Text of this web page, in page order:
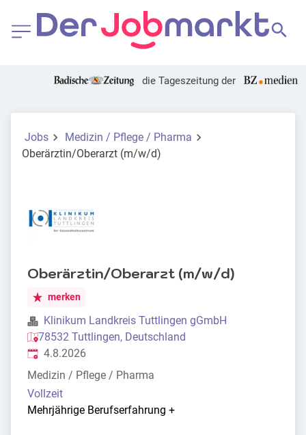
die Tageszeitung der
Jobs
Medizin / Pflege / Pharma
Oberärztin/Oberarzt (m/w/d)
Oberärztin/Oberarzt (m/w/d)
merken
Klinikum Landkreis Tuttlingen gGmbH
78532 Tuttlingen, Deutschland
Veröffentlicht
4.8.2026
Medizin / Pflege / Pharma
Vollzeit
Mehrjährige Berufserfahrung +